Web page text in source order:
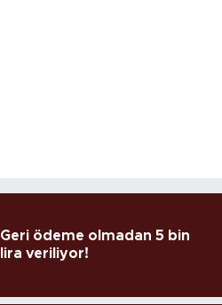
Geri ödeme olmadan 5 bin
lira veriliyor!